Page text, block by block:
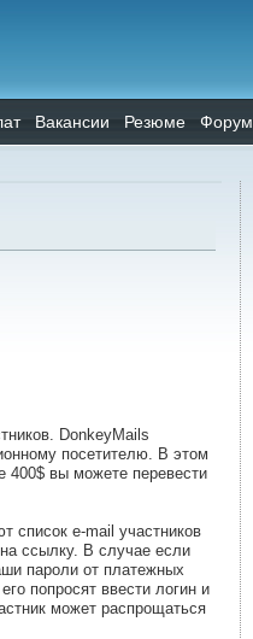
Вакансии Резюме Форум
DonkeyMails
посетителю. В этом
400$ вы можете перевести
список e-mail участников
ссылку. В случае если
пароли от платежных
попросят ввести логин и
может распрощаться